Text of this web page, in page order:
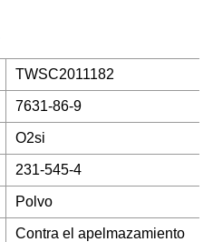
TWSC2011182
7631-86-9
O2si
231-545-4
Polvo
Contra el apelmazamiento